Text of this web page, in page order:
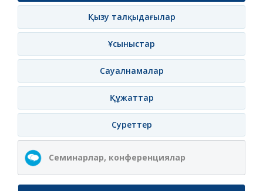
Қызу талқыдағылар
Ұсыныстар
Сауалнамалар
Құжаттар
Суреттер
Семинарлар, конференциялар